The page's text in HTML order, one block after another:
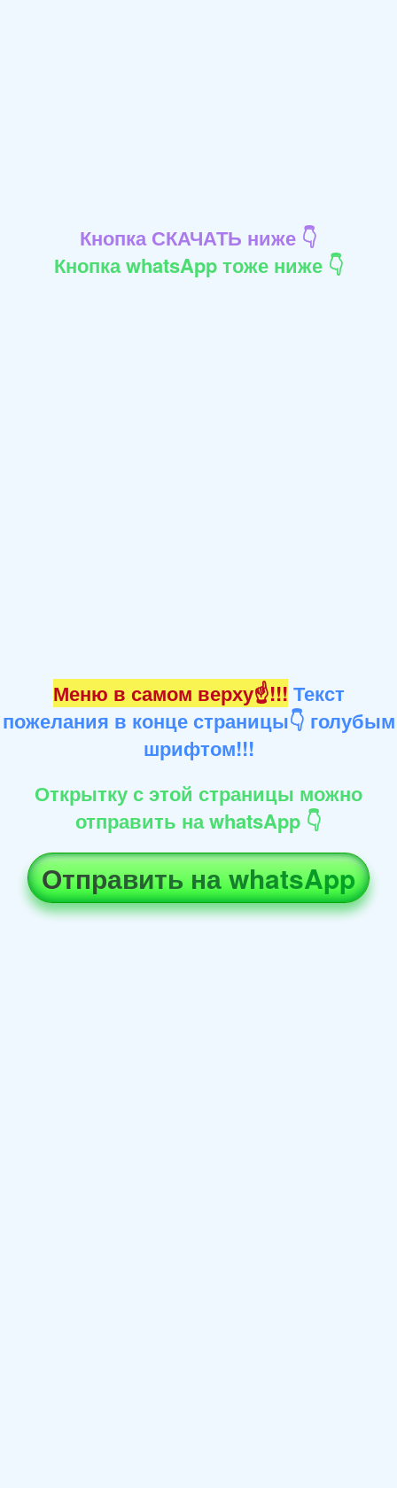
Кнопка СКАЧАТЬ ниже 👇
Кнопка whatsApp тоже ниже 👇
Меню в самом верху☝!!! Текст
пожелания в конце страницы👇 голубым
шрифтом!!!
Открытку с этой страницы можно
отправить на whatsApp 👇
Отправить на whatsApp